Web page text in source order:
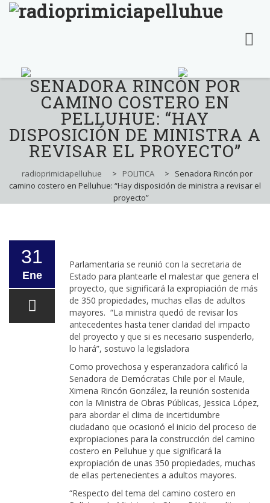
SENADORA RINCÓN POR
CAMINO COSTERO EN
PELLUHUE: “HAY
DISPOSICIÓN DE MINISTRA A
REVISAR EL PROYECTO”
radioprimiciapelluhue > POLITICA >
Senadora Rincón por
camino costero en Pelluhue: “Hay disposición de ministra a revisar el
proyecto”
31
Ene
Parlamentaria se reunió con la secretaria de
Estado para plantearle el malestar que genera el
proyecto, que significará la expropiación de más
de 350 propiedades, muchas ellas de adultos
mayores. “La ministra quedó de revisar los
antecedentes hasta tener claridad del impacto
del proyecto y que si es necesario suspenderlo,
lo hará”, sostuvo la legisladora
Como provechosa y esperanzadora calificó la
Senadora de Demócratas Chile por el Maule,
Ximena Rincón González, la reunión sostenida
con la Ministra de Obras Públicas, Jessica López,
para abordar el clima de incertidumbre
ciudadano que ocasionó el inicio del proceso de
expropiaciones para la construcción del camino
costero en Pelluhue y que significará la
expropiación de unas 350 propiedades, muchas
de ellas pertenecientes a adultos mayores.
“Respecto del tema del camino costero en